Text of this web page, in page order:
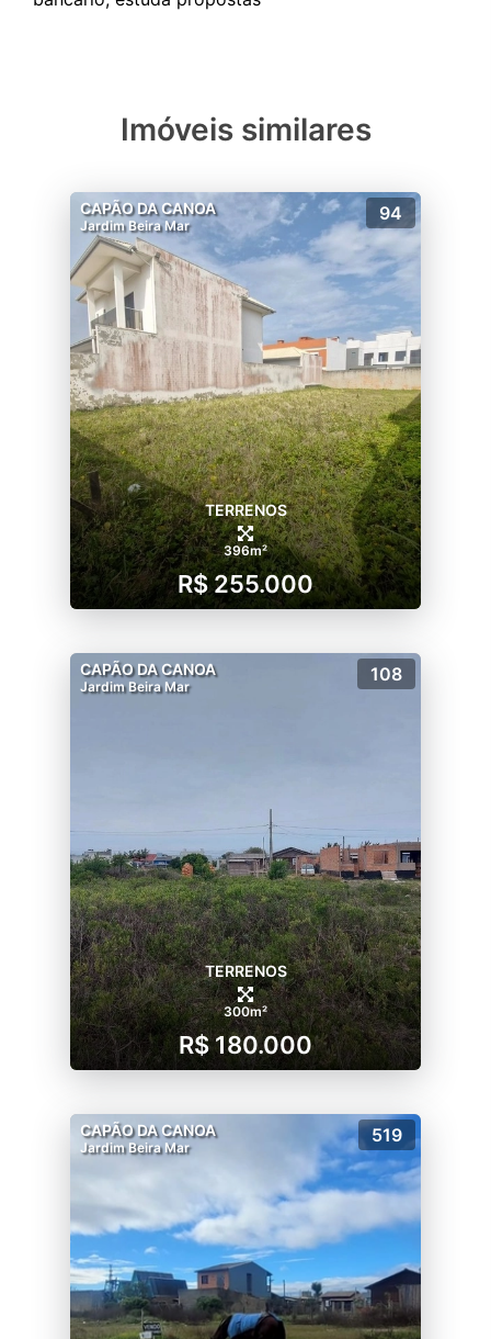
Imóveis similares
CAPÃO DA CANOA
Jardim Beira Mar
94
TERRENOS
396m²
R$ 255.000
CAPÃO DA CANOA
Jardim Beira Mar
108
TERRENOS
300m²
R$ 180.000
CAPÃO DA CANOA
Jardim Beira Mar
519